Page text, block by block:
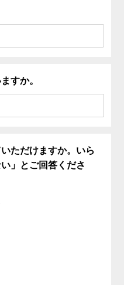
すか。
ただけますか。いら
」とご回答くださ